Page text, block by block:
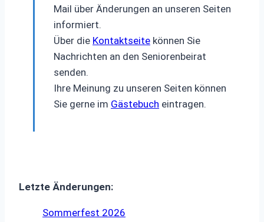
Mail über Änderungen an unseren Seiten
informiert.
Über die Kontaktseite können Sie
Nachrichten an den Seniorenbeirat
senden.
Ihre Meinung zu unseren Seiten können
Sie gerne im Gästebuch eintragen.
Letzte Änderungen:
Sommerfest 2026